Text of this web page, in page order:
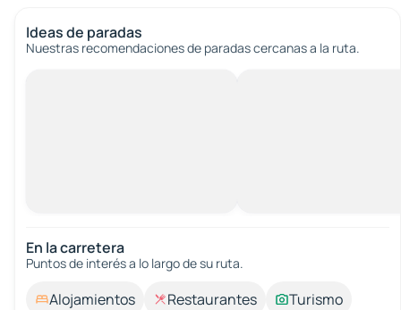
Ideas de paradas
Nuestras recomendaciones de paradas cercanas a la ruta.
En la carretera
Puntos de interés a lo largo de su ruta.
Alojamientos Restaurantes
Turismo